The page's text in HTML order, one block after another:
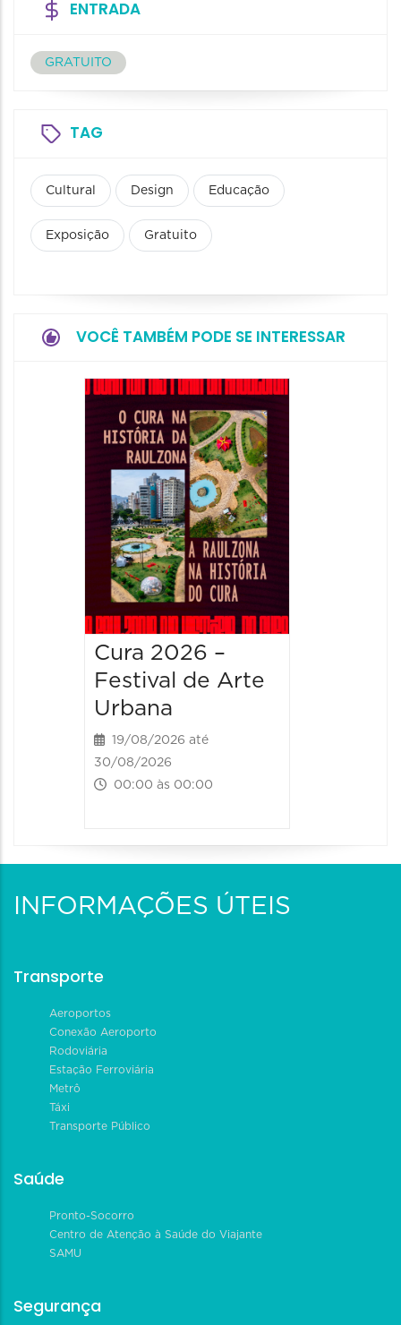
ENTRADA
GRATUITO
TAG
Cultural Design Educação
Exposição Gratuito
VOCÊ TAMBÉM PODE SE INTERESSAR
Cura 2026 –
Festival de Arte
Urbana
19/08/2026 até
30/08/2026
00:00 às 00:00
INFORMAÇÕES ÚTEIS
Transporte
Aeroportos
Conexão Aeroporto
Rodoviária
Estação Ferroviária
Metrô
Táxi
Transporte Público
Saúde
Pronto-Socorro
Centro de Atenção à Saúde do Viajante
SAMU
Segurança